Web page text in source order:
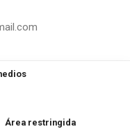
Área restringida